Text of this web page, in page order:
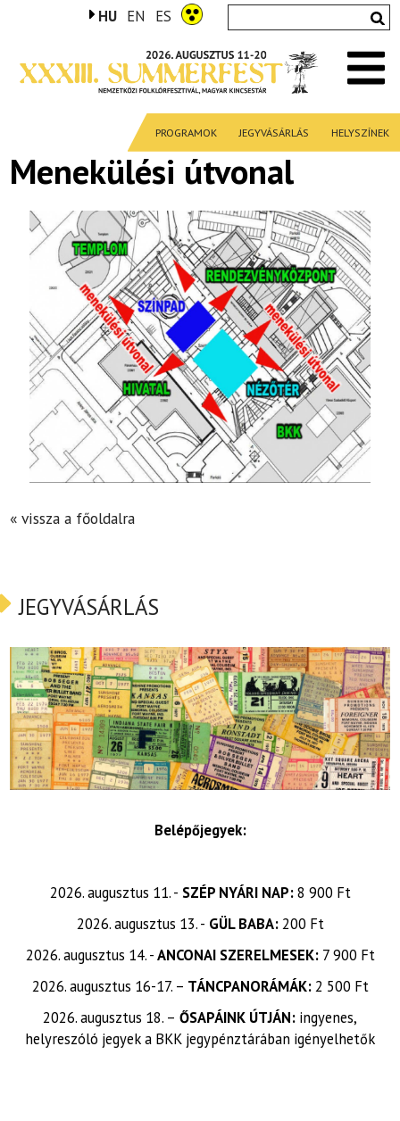
HU EN ES
PROGRAMOK JEGYVÁSÁRLÁS HELYSZÍNEK
Menekülési útvonal
« vissza a főoldalra
JEGYVÁSÁRLÁS
Belépőjegyek:
2026. augusztus 11. - SZÉP NYÁRI NAP:8 900 Ft
2026. augusztus 13. - GÜL BABA:200 Ft
2026. augusztus 14. -ANCONAI SZERELMESEK: 7 900 Ft
2026. augusztus 16-17. – TÁNCPANORÁMÁK:2 500 Ft
2026. augusztus 18. – ŐSAPÁINK ÚTJÁN: ingyenes,
helyreszóló jegyek a BKK jegypénztárában igényelhetők